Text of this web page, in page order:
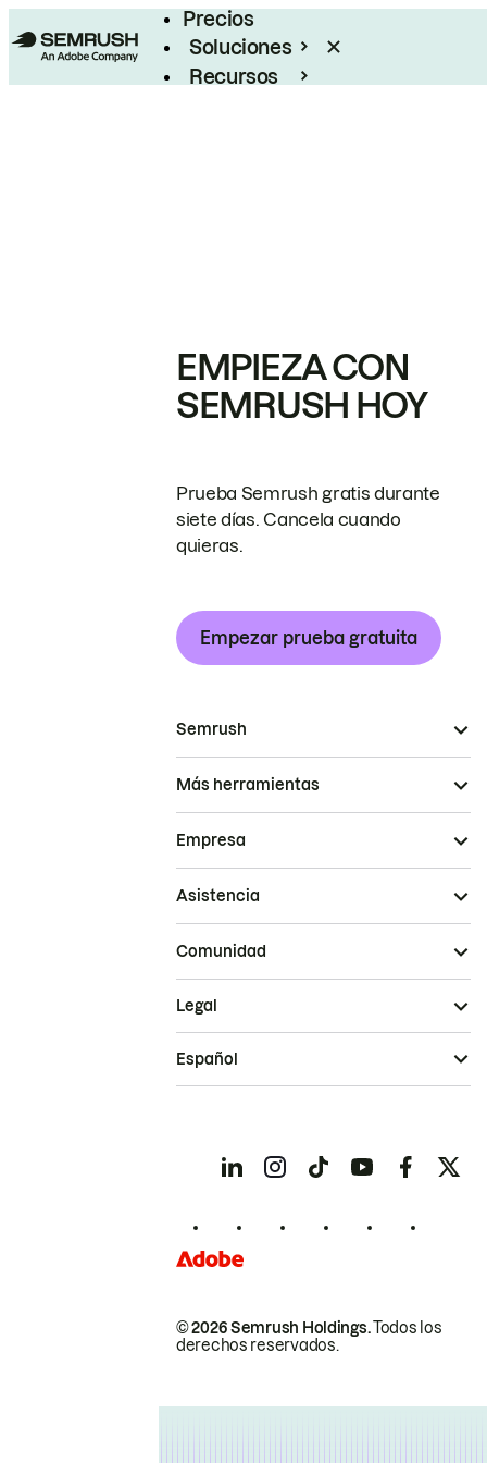
Precios
Soluciones
Recursos
EMPIEZA CON
SEMRUSH HOY
Prueba Semrush gratis durante
siete días. Cancela cuando
quieras.
Empezar prueba gratuita
Semrush
Más herramientas
Empresa
Asistencia
Comunidad
© 2026 Semrush Holdings.Todos los
derechos reservados.
Legal
Español